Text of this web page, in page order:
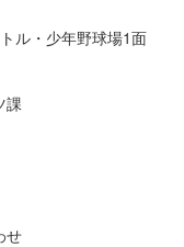
ル・少年野球場1面
課
せ